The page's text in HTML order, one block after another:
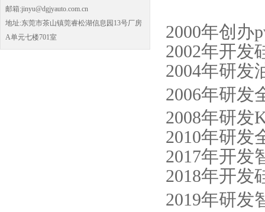
邮箱:jinyu@dgjyauto.com.cn
地址:东莞市茶山镇莞睿松湖信息园13号厂房
A单元七楼701室
2000年创办
2002年开发
2004年研发
2006年研发
2008年研发
2010年研发
2017年开发
2018年开发
2019年研发